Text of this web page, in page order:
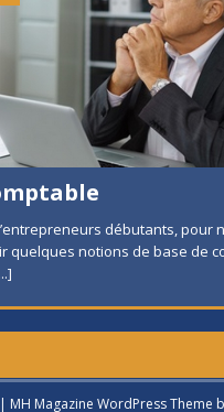
débutants, pour
quelques notions de base de
Magazine WordPress Theme